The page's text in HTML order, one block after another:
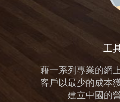
工
藉一系列專業的網
客戶以最少的成本
建立中國的